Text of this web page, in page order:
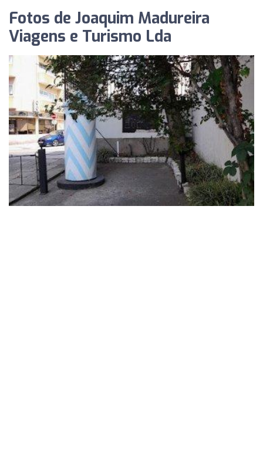
Fotos de Joaquim Madureira
Viagens e Turismo Lda